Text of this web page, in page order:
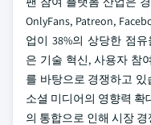
OnlyFans, Patreon,
업이 38%의 상당한 점
은 기술 혁신, 사용자 참
를 바탕으로 경쟁하고
소셜 미디어의 영향력 확
의 통합으로 인해 시장